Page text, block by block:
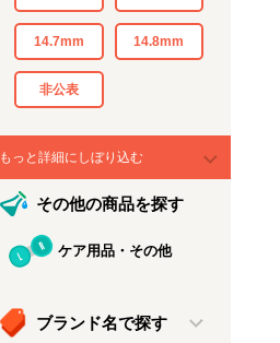
14.7mm 14.8mm
非公表
もっと詳細にしぼり込む
その他の商品を探す
ケア用品・その他
ブランド名で探す